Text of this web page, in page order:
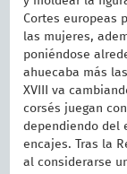
Cortes europeas
las mujeres,
poniéndose
ahuecaba más
XVIII va
corsés juegan
dependiendo del
encajes. Tras la
al considerarse